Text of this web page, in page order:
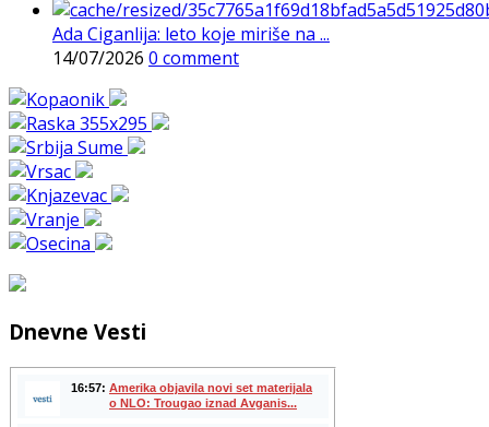
Ada Ciganlija: leto koje miriše na ...
14/07/2026 0 comment
Dnevne Vesti